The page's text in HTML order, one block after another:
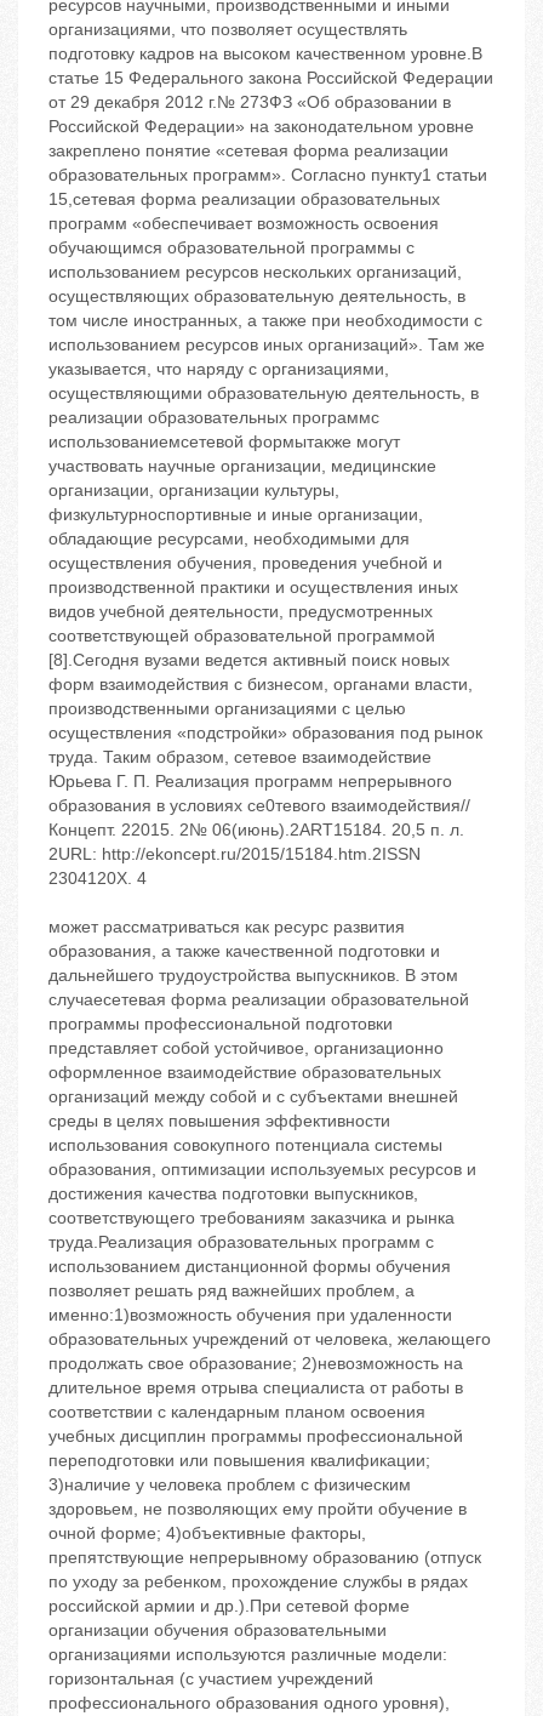
ресурсов научными, производственными и иными
организациями, что позволяет осуществлять
подготовку кадров на высоком качественном уровне.В
статье 15 Федерального закона Российской Федерации
от 29 декабря 2012 г.№ 273ФЗ «Об образовании в
Российской Федерации» на законодательном уровне
закреплено понятие «сетевая форма реализации
образовательных программ». Согласно пункту1 статьи
15,сетевая форма реализации образовательных
программ «обеспечивает возможность освоения
обучающимся образовательной программы с
использованием ресурсов нескольких организаций,
осуществляющих образовательную деятельность, в
том числе иностранных, а также при необходимости с
использованием ресурсов иных организаций». Там же
указывается, что наряду с организациями,
осуществляющими образовательную деятельность, в
реализации образовательных программс
использованиемсетевой формытакже могут
участвовать научные организации, медицинские
организации, организации культуры,
физкультурноспортивные и иные организации,
обладающие ресурсами, необходимыми для
осуществления обучения, проведения учебной и
производственной практики и осуществления иных
видов учебной деятельности, предусмотренных
соответствующей образовательной программой
[8].Сегодня вузами ведется активный поиск новых
форм взаимодействия с бизнесом, органами власти,
производственными организациями с целью
осуществления «подстройки» образования под рынок
труда. Таким образом, сетевое взаимодействие
Юрьева Г. П. Реализация программ непрерывного
образования в условиях се0тевого взаимодействия//
Концепт. 22015. 2№ 06(июнь).2ART15184. 20,5 п. л.
2URL: http://ekoncept.ru/2015/15184.htm.2ISSN
2304120X. 4
может рассматриваться как ресурс развития
образования, а также качественной подготовки и
дальнейшего трудоустройства выпускников. В этом
случаесетевая форма реализации образовательной
программы профессиональной подготовки
представляет собой устойчивое, организационно
оформленное взаимодействие образовательных
организаций между собой и с субъектами внешней
среды в целях повышения эффективности
использования совокупного потенциала системы
образования, оптимизации используемых ресурсов и
достижения качества подготовки выпускников,
соответствующего требованиям заказчика и рынка
труда.Реализация образовательных программ с
использованием дистанционной формы обучения
позволяет решать ряд важнейших проблем, а
именно:1)возможность обучения при удаленности
образовательных учреждений от человека, желающего
продолжать свое образование; 2)невозможность на
длительное время отрыва специалиста от работы в
соответствии с календарным планом освоения
учебных дисциплин программы профессиональной
переподготовки или повышения квалификации;
3)наличие у человека проблем с физическим
здоровьем, не позволяющих ему пройти обучение в
очной форме; 4)объективные факторы,
препятствующие непрерывному образованию (отпуск
по уходу за ребенком, прохождение службы в рядах
российской армии и др.).При сетевой форме
организации обучения образовательными
организациями используются различные модели:
горизонтальная (с участием учреждений
профессионального образования одного уровня),